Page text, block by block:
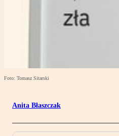
Foto: Tomasz Sitarski
Anita Błaszczak